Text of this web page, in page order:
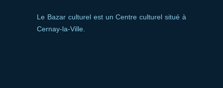
Le Bazar culturel est un Centre culturel situé à
Cernay-la-Ville.